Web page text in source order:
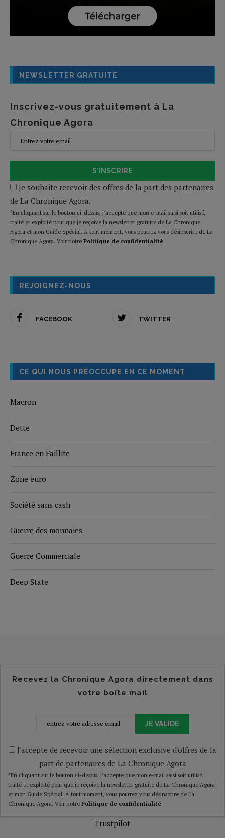
NEWSLETTER GRATUITE
Inscrivez-vous gratuitement à La
Chronique Agora
S'INSCRIRE
Je souhaite recevoir des offres de la part des partenaires
de La Chronique Agora.
*En cliquant sur le bouton ci-dessus, j’accepte que mon e-mail saisi soit utilisé,
traité et exploité pour que je reçoive la newsletter gratuite de La Chronique
Agora et mon Guide Spécial. A tout moment, vous pourrez vous désinscrire de La
Chronique Agora. Voir notre Politique de confidentialité.
REJOIGNEZ-NOUS
FACEBOOK TWITTER
CE QUI NOUS PRÉOCCUPE EN CE MOMENT
Macron
Dette
France en Faillite
Zone euro
Société sans cash
Guerre des monnaies
Guerre Commerciale
Deep State
Recevez la Chronique Agora directement dans
votre boîte mail
JE VALIDE
J'accepte de recevoir une sélection exclusive d'offres de la
part de partenaires de La Chronique Agora
*En cliquant sur le bouton ci-dessus, j’accepte que mon e-mail saisi soit utilisé,
traité et exploité pour que je reçoive la newsletter gratuite de La Chronique Agora
et mon Guide Spécial. A tout moment, vous pourrez vous désinscrire de La
Chronique Agora. Voir notre Politique de confidentialité.
Trustpilot